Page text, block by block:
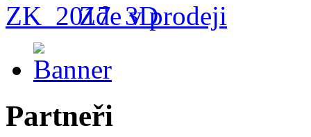
Zde v prodeji
Partneři